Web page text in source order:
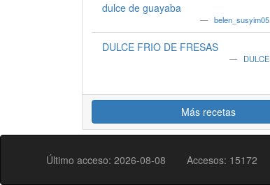
dulce de guayaba
belen_susyim05
DULCE FRIO DE FRESAS
DULCE
Más recetas
Último acceso: 2026-08-08 Accesos: 15172